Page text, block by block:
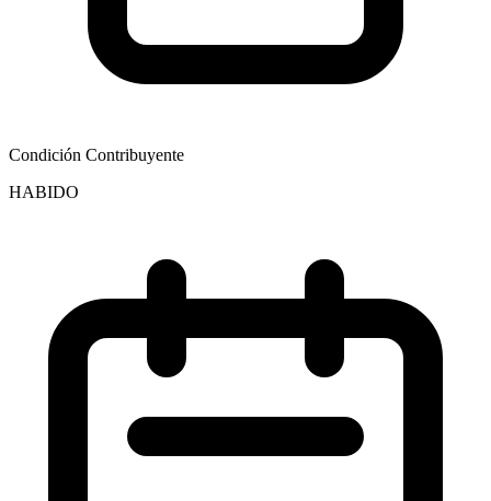
Condición Contribuyente
HABIDO